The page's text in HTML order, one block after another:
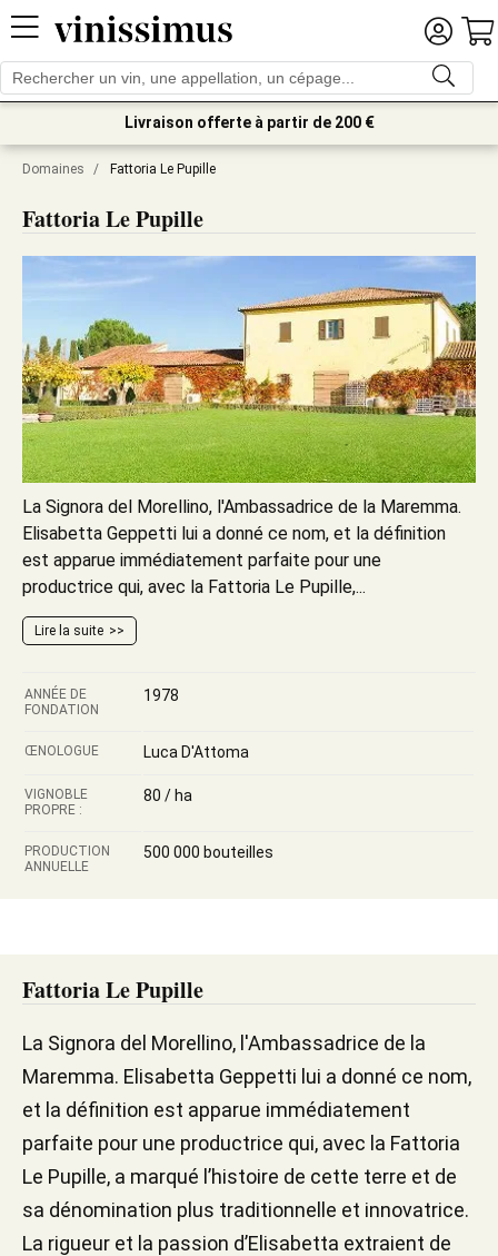
Livraison offerte à partir de 200 €
Domaines / Fattoria Le Pupille
Fattoria Le Pupille
La Signora del Morellino, l'Ambassadrice de la Maremma.
Elisabetta Geppetti lui a donné ce nom, et la définition
est apparue immédiatement parfaite pour une
productrice qui, avec la Fattoria Le Pupille,...
Lire la suite
ANNÉE DE
FONDATION
1978
ŒNOLOGUE Luca D'Attoma
VIGNOBLE
PROPRE :
80 / ha
PRODUCTION
ANNUELLE
500 000 bouteilles
Fattoria Le Pupille
La Signora del Morellino, l'Ambassadrice de la
Maremma. Elisabetta Geppetti lui a donné ce nom,
et la définition est apparue immédiatement
parfaite pour une productrice qui, avec la Fattoria
Le Pupille, a marqué l’histoire de cette terre et de
sa dénomination plus traditionnelle et innovatrice.
La rigueur et la passion d’Elisabetta extraient de